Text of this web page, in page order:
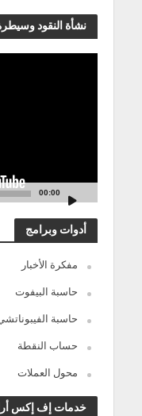
نشأة النقود
00:00
أدوات وبرامج
مفكرة الأخبار
حاسبة البيفوت
حاسبة
حساب النقطة
محول العملات
خدمات إف إكس